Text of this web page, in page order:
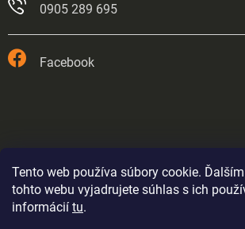
Tento web používa súbory cookie.
tohto webu vyjadrujete súhlas s ich
informácií tu.
0905 289 695
Facebook